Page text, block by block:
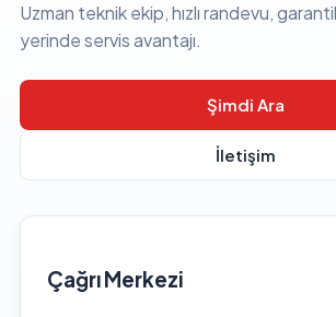
Uzman teknik ekip, hızlı randevu,
yerinde servis avantajı.
Şimdi Ara
İletişim
Çağrı Merkezi